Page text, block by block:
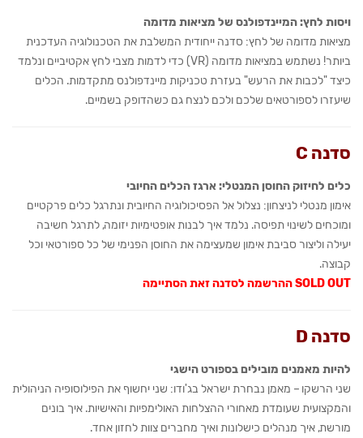
ויסות לחץ: המיינדפולנס של מציאות מדומה
מציאות מדומה של לחץ: סדנה ייחודית המשלבת את הטכנולוגיה העדכנית
ביותר! נשתמש במציאות מדומה (VR) כדי לדמות מצבי לחץ אקטיביים ונלמד
כיצד "לכבות את הרעש" בעזרת טכניקות מיינדפולנס מתקדמות. הכלים
שיעזרו לספורטאים שלכם ולכם לנצח גם כשהדופק בשמיים.
סדנה C
כלים לחיזוק החוסן המנטלי: ארגז הכלים החיובי
אימון מנטלי לניצחון: נצלול אל הפסיכולוגיה החיובית ונתרגל כלים פרקטיים
ומוכחים לשינוי תפיסה. נלמד איך לבנות אופטימיות יזומה, לתרגל חשיבה
יעילה וליצור סביבת אימון שמעצימה את החוסן הפנימי של כל ספורטאי וכל
קבוצה.
SOLD OUT ההרשמה לסדנה זאת הסתיימה
סדנה D
להיות מאמנים מובילים בספורט הישגי
שני הרשקו – מאמן נבחרת ישראל בג'ודו: שני יחשוף את הפילוסופיה הניהולית
והמקצועית שעומדת מאחורי ההצלחות האולימפיות והאישיות. איך בונים
מורשת, איך מנהלים כישלונות ואיך מחברים צוות לחזון אחד.